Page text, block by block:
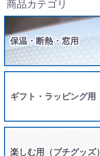
商品カテゴリ
保温・断熱・窓用
ギフト・ラッピング用
楽しむ用（プチグッズ）